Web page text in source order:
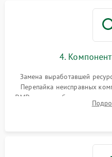
4.
Замена выработавшей
Перепайка неисправных
DMD-чипа при битых
колеса или восстановление